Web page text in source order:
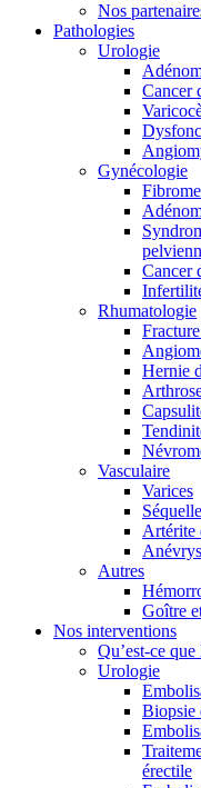
Nos
Pathologies
Urologie
Cancer
Gynécologie
Cancer
Rhumatologie
Hernie
Vasculaire
Varices
Artérite
Autres
Goître
Nos interventions
Qu’est-ce
Urologie
Biopsie
érectile